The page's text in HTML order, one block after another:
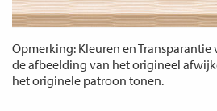
Opmerking: Kleuren en
de afbeelding van het origineel
het originele patroon tonen.